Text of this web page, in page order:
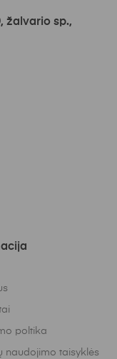
žalvario sp.,
poltika
naudojimo taisyklės